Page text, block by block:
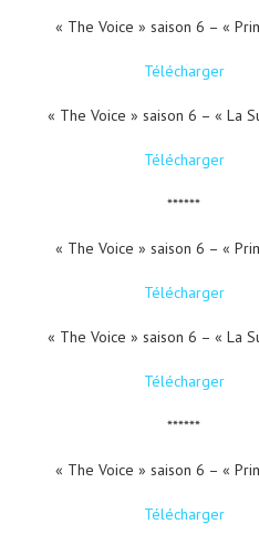
« The Voice » saison 6 – «
Télécharger
« The Voice » saison 6 – « La
Télécharger
******
« The Voice » saison 6 – «
Télécharger
« The Voice » saison 6 – « La
Télécharger
******
« The Voice » saison 6 – «
Télécharger